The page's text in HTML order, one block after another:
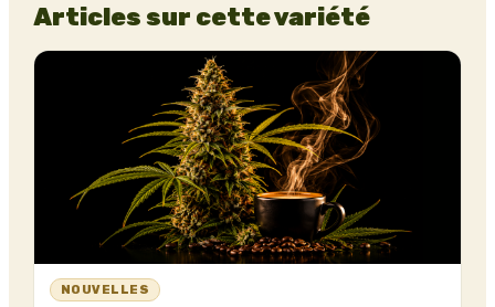
Articles sur cette variété
NOUVELLES